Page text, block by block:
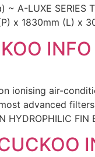
~ A-LUXE SERIES
x 1830mm (L) x
ionising air-
most advanced
HYDROPHILIC